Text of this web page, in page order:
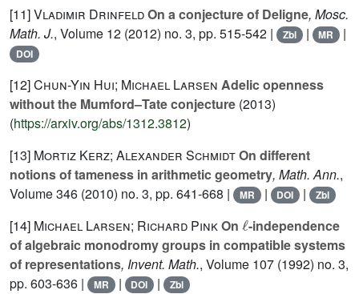
[11]Vladimir DrinfeldOn a conjecture of Deligne, Mosc.
Math. J., Volume 12 (2012) no. 3, pp. 515-542 | Zbl | MR |
DOI
[12]Chun-Yin Hui; Michael Larsen Adelic openness
without the Mumford–Tate conjecture (2013)
(https://arxiv.org/abs/1312.3812)
[13] Mortiz Kerz; Alexander SchmidtOn different
notions of tameness in arithmetic geometry, Math. Ann.,
Volume 346 (2010) no. 3, pp. 641-668 | MR | DOI | Zbl
[14] Michael Larsen; Richard PinkOn -independence
of algebraic monodromy groups in compatible systems
of representations, Invent. Math., Volume 107 (1992) no. 3,
pp. 603-636 |
MR | DOI | Zbl